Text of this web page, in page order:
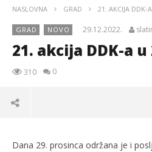
NASLOVNA GRAD 21. AKCIJA DDK-
GRAD NOVO 29.12.2022.
21. akcija DDK-a u
310 0
Dana 29. prosinca održana je i